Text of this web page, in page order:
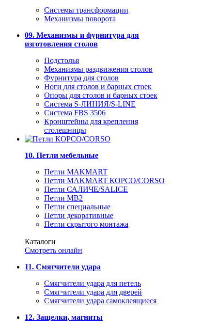
Системы трансформации
Механизмы поворота
09. Механизмы и фурнитура для
изготовления столов
Подстолья
Механизмы раздвижения столов
Фурнитура для столов
Ноги для столов и барных стоек
Опоры для столов и барных стоек
Система S-ЛИНИЯ/S-LINE
Система FBS 3506
Кронштейны для крепления
столешницы
10. Петли мебельные
Петли MAKMART
Петли MAKMART КОРСО/CORSO
Петли САЛИЧЕ/SALICE
Петли MB2
Петли специальные
Петли декоративные
Петли скрытого монтажа
Каталоги
Смотреть онлайн
11. Смягчители удара
Смягчители удара для петель
Смягчители удара для дверей
Cмягчители удара самоклеящиеся
12. Защелки, магниты